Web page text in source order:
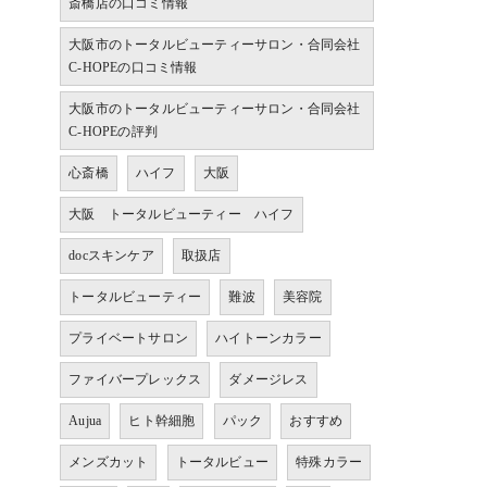
斎橋店の口コミ情報
大阪市のトータルビューティーサロン・合同会社
C-HOPEの口コミ情報
大阪市のトータルビューティーサロン・合同会社
C-HOPEの評判
心斎橋 ハイフ 大阪
大阪 トータルビューティー ハイフ
docスキンケア 取扱店
トータルビューティー 難波 美容院
プライベートサロン ハイトーンカラー
ファイバープレックス ダメージレス
Aujua ヒト幹細胞 パック おすすめ
メンズカット トータルビュー 特殊カラー